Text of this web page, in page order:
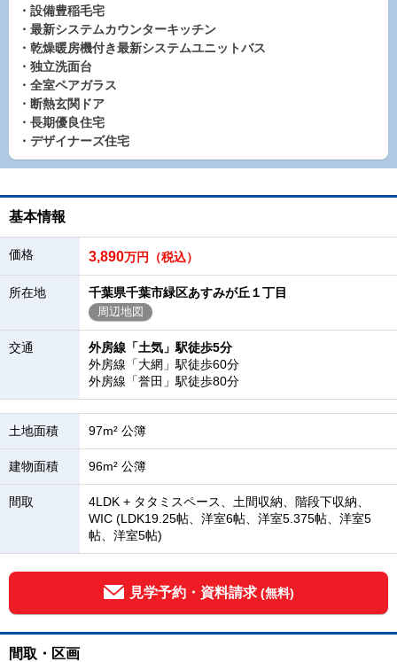
・設備豊稲毛宅
・最新システムカウンターキッチン
・乾燥暖房機付き最新システムユニットバス
・独立洗面台
・全室ペアガラス
・断熱玄関ドア
・長期優良住宅
・デザイナーズ住宅
基本情報
価格 3,890万円（税込）
所在地 千葉県千葉市緑区あすみが丘１丁目
周辺地図
交通
外房線「土気」駅徒歩5分
外房線「大網」駅徒歩60分
外房線「誉田」駅徒歩80分
土地面積 97m² 公簿
建物面積 96m² 公簿
間取
4LDK + タタミスペース、土間収納、階段下収納、
WIC (LDK19.25帖、洋室6帖、洋室5.375帖、洋室5
帖、洋室5帖)
見学予約・資料請求 (無料)
間取・区画